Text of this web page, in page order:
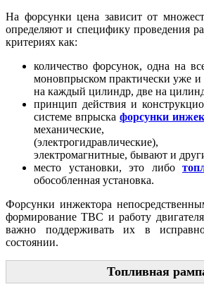
На форсунки цена зависит от
определяют и специфику проведения
критериях как:
количество форсунок, одна на
моновпрыском практически уже и
на каждый цилиндр, две на
принцип действия и
системе впрыска форсунки
механические,
(электрогидравлические),
электромагнитные, бывают и
место установки, это либо
обособленная установка.
Форсунки инжектора
формирование ТВС и работу
важно поддерживать их в
состоянии.
Топливная